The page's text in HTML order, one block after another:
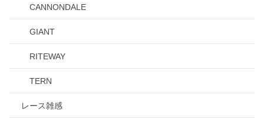
CANNONDALE
GIANT
RITEWAY
TERN
レース雑感